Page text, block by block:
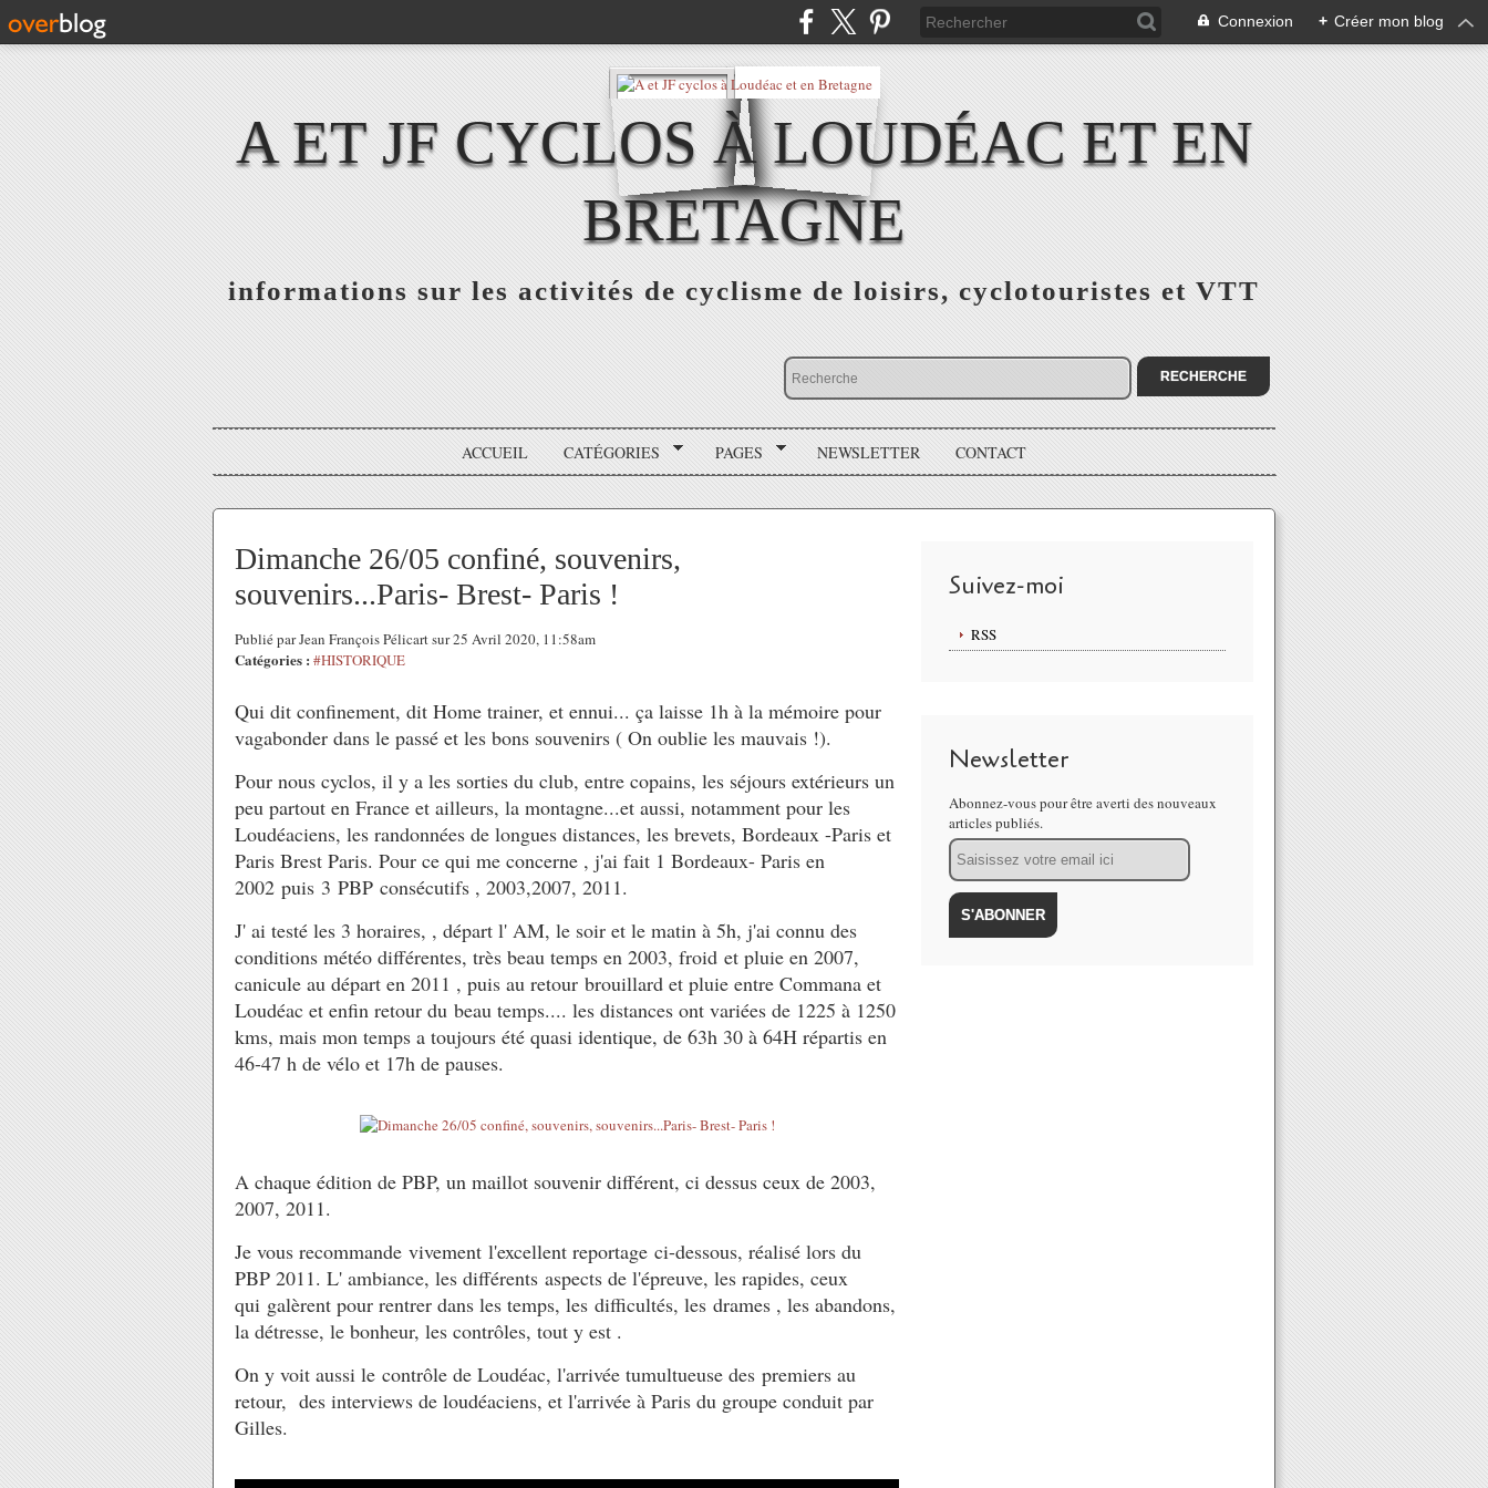
Connexion + Créer mon blog
A ET JF CYCLOS À LOUDÉAC ET EN
BRETAGNE
informations sur les activités de cyclisme de loisirs, cyclotouristes et VTT
ACCUEIL CATÉGORIES PAGES NEWSLETTER CONTACT
Dimanche 26/05 confiné, souvenirs,
souvenirs...Paris- Brest- Paris !
Publié par Jean François Pélicart sur 25 Avril 2020, 11:58am
Catégories : #HISTORIQUE
Qui dit confinement, dit Home trainer, et ennui... ça laisse 1h à la mémoire pour
vagabonder dans le passé et les bons souvenirs ( On oublie les mauvais !).
Pour nous cyclos, il y a les sorties du club, entre copains, les séjours extérieurs un
peu partout en France et ailleurs, la montagne...et aussi, notamment pour les
Loudéaciens, les randonnées de longues distances, les brevets, Bordeaux -Paris et
Paris Brest Paris. Pour ce qui me concerne , j'ai fait 1 Bordeaux- Paris en
2002 puis 3 PBP consécutifs , 2003,2007, 2011.
J' ai testé les 3 horaires, , départ l' AM, le soir et le matin à 5h, j'ai connu des
conditions météo différentes, très beau temps en 2003, froid et pluie en 2007,
canicule au départ en 2011 , puis au retour brouillard et pluie entre Commana et
Loudéac et enfin retour du beau temps.... les distances ont variées de 1225 à 1250
kms, mais mon temps a toujours été quasi identique, de 63h 30 à 64H répartis en
46-47 h de vélo et 17h de pauses.
A chaque édition de PBP, un maillot souvenir différent, ci dessus ceux de 2003,
2007, 2011.
Je vous recommande vivement l'excellent reportage ci-dessous, réalisé lors du
PBP 2011. L' ambiance, les différents aspects de l'épreuve, les rapides, ceux
qui galèrent pour rentrer dans les temps, les difficultés, les drames , les abandons,
la détresse, le bonheur, les contrôles, tout y est .
On y voit aussi le contrôle de Loudéac, l'arrivée tumultueuse des premiers au
retour, des interviews de loudéaciens, et l'arrivée à Paris du groupe conduit par
Gilles.
Suivez-moi
RSS
Newsletter
Abonnez-vous pour être averti des nouveaux
articles publiés.
Email